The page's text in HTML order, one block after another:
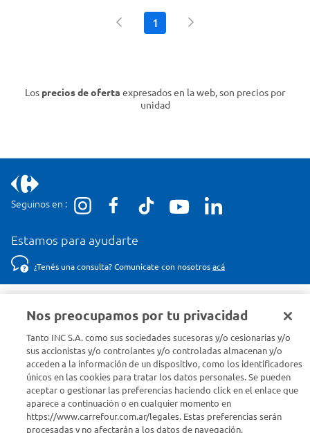
1
Los precios de oferta expresados en la web, son precios por
unidad
Seguinos en :
Estamos para ayudarte
¿Tenés una consulta? Comunicate con nosotros acá
Conocenos
Info útil
Comprá Online
Nos preocupamos por tu privacidad
Tanto INC S.A. como sus sociedades sucesoras y/o cesionarias y/o
sus accionistas y/o controlantes y/o controladas almacenan y/o
acceden a la información de un dispositivo, como los identificadores
únicos en las cookies para tratar los datos personales. Se pueden
aceptar o gestionar las preferencias haciendo click en el enlace que
aparece a continuación o en cualquier momento en
https://www.carrefour.com.ar/legales. Estas preferencias serán
procesadas y no afectarán a los datos de navegación.